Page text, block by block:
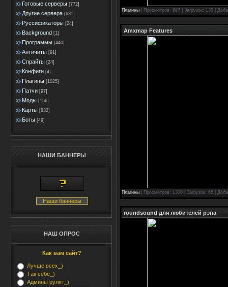
Готовые серверы [772]
Другие сервера [631]
Руссификаторы [24]
Background [1]
Программы [440]
Античиты [91]
Спрайты [24]
Конфиги [4]
Плагины [1025]
Патчи [97]
Моды [156]
Карты [832]
Боты [49]
НАШИ БАННЕРЫ
Наши баннеры
НАШ ОПРОС
Как вам сайт?
Лучше всех_)
Так себе_)
Админы рулят_)
Плагины | Просмотров: 997 | Загрузок: 130 |
Amxmap Features
Плагины | Просмотров: 1300 | Загрузок: 65 |
roundsound для любителей рэпа